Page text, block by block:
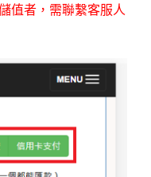
值者，需聯繫客服人